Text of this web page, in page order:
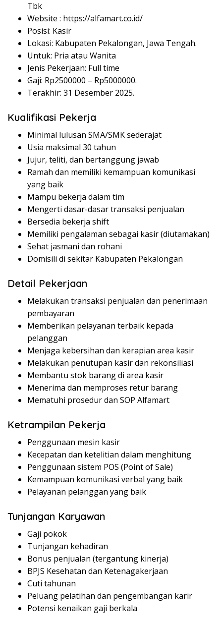
Tbk
Website : https://alfamart.co.id/
Posisi: Kasir
Lokasi: Kabupaten Pekalongan, Jawa Tengah.
Untuk: Pria atau Wanita
Jenis Pekerjaan: Full time
Gaji: Rp2500000 – Rp5000000.
Terakhir: 31 Desember 2025.
Kualifikasi Pekerja
Minimal lulusan SMA/SMK sederajat
Usia maksimal 30 tahun
Jujur, teliti, dan bertanggung jawab
Ramah dan memiliki kemampuan komunikasi
yang baik
Mampu bekerja dalam tim
Mengerti dasar-dasar transaksi penjualan
Bersedia bekerja shift
Memiliki pengalaman sebagai kasir (diutamakan)
Sehat jasmani dan rohani
Domisili di sekitar Kabupaten Pekalongan
Detail Pekerjaan
Melakukan transaksi penjualan dan penerimaan
pembayaran
Memberikan pelayanan terbaik kepada
pelanggan
Menjaga kebersihan dan kerapian area kasir
Melakukan penutupan kasir dan rekonsiliasi
Membantu stok barang di area kasir
Menerima dan memproses retur barang
Mematuhi prosedur dan SOP Alfamart
Ketrampilan Pekerja
Penggunaan mesin kasir
Kecepatan dan ketelitian dalam menghitung
Penggunaan sistem POS (Point of Sale)
Kemampuan komunikasi verbal yang baik
Pelayanan pelanggan yang baik
Tunjangan Karyawan
Gaji pokok
Tunjangan kehadiran
Bonus penjualan (tergantung kinerja)
BPJS Kesehatan dan Ketenagakerjaan
Cuti tahunan
Peluang pelatihan dan pengembangan karir
Potensi kenaikan gaji berkala